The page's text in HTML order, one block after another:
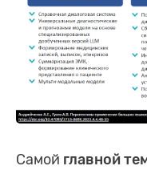
Самой главной